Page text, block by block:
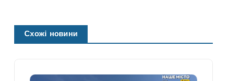
Схожі новини